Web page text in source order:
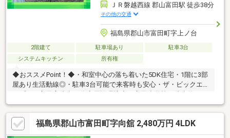
ＪＲ磐越西線 郡山富田駅 徒歩38分
その他の交通
福島県郡山市富田町字上ノ台
2階建て 駐車場あり
駐車3台
システムキッチン
所有権
◆おススメPoint！◆・和室中心の落ち着いた5DK住宅・1階に3部
屋あり生活動線◎・駐車3台可能で来客時も安心・ザ・ビックエク
分・富田中学校 徒歩約27分・セブンイレブン郡山富田西 徒歩
約15分◆弊社の強み◆・経験豊富な弊社スタッフがご購入のサポ
ートを致します・オプション工事もワンストップ対応で理想の住
まいに仕上げます・LINEで問い合わせ→＠ｐｒｅｓｔｉｇｅ－ｈ
福島県郡山市富田町字向舘 2,480万円 4LDK